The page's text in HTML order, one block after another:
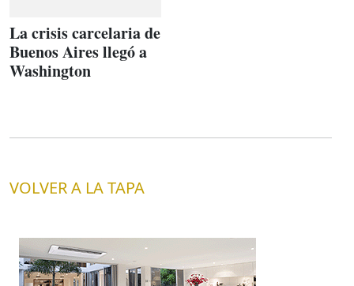
La crisis carcelaria de
Buenos Aires llegó a
Washington
VOLVER A LA TAPA